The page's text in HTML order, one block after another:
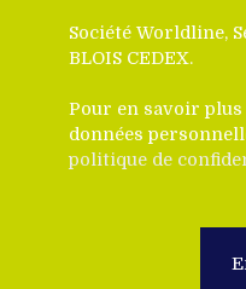
Société Worldline,
BLOIS CEDEX.
Pour en savoir
données
politique de